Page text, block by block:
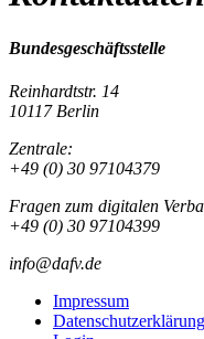
Bundesgeschäftsstelle
Reinhardtstr. 14
10117 Berlin
Zentrale:
+49 (0) 30 97104379
Fragen zum digitalen
+49 (0) 30 97104399
info@dafv.de
Impressum
Datenschutzerklärung